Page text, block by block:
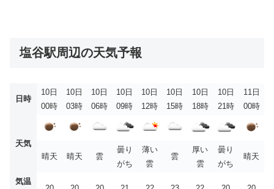
塩谷駅周辺の天気予報
日時
10日
00時
10日
03時
10日
06時
10日
09時
10日
12時
10日
15時
10日
18時
10日
21時
11日
00時
天気
晴天
晴天 雲
曇り
がち
薄い
雲
雲
厚い
雲
曇り
がち
晴天
気温